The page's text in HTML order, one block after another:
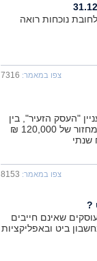
מלאי ולחובת נוכחות רואה
צפו במאמר: 7316
"העסק הזעיר", בין
ברדיו ובין בטלויזיה שם מסביר ה"קריין" כי כל מי שלו עסק זעיר עד מחזור של 120,000 ₪
שנתי
צפו במאמר: 8153
?
שאינם חייבים
ביט ובאפליקציות